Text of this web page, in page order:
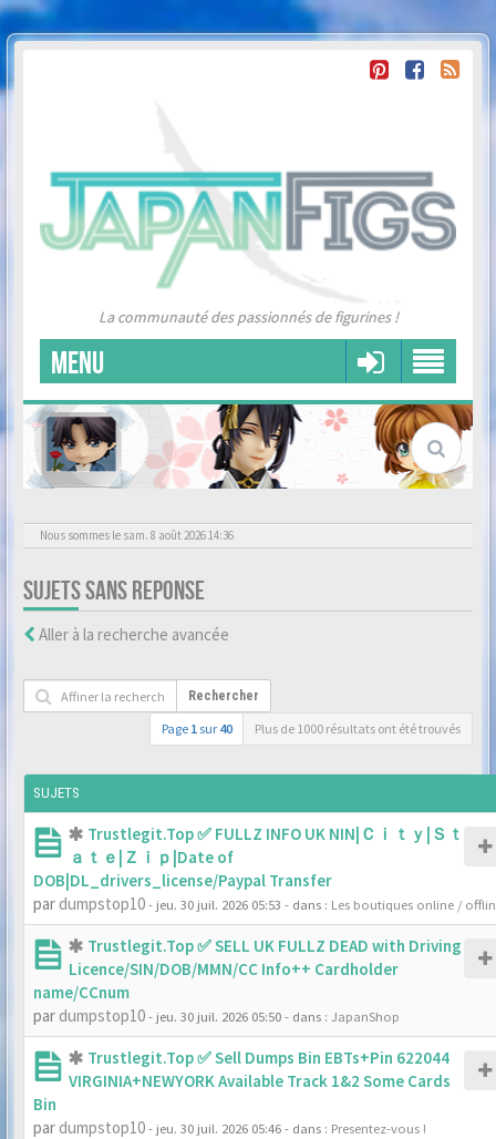
La communauté des passionnés de figurines !
MENU
Nous sommes le sam. 8 août 2026 14:36
SUJETS SANS REPONSE
Aller à la recherche avancée
Rechercher
Page 1 sur 40 Plus de 1000 résultats ont été trouvés
SUJETS
Trustlegit.Top ✅ FULLZ INFO UK NIN|Ｃｉｔｙ|Ｓｔ
ａｔｅ|Ｚｉｐ|Date of
DOB|DL_drivers_license/Paypal Transfer
par dumpstop10- jeu. 30 juil. 2026 05:53 - dans : Les boutiques online /
Trustlegit.Top ✅ SELL UK FULLZ DEAD with Driving
Licence/SIN/DOB/MMN/CC Info++ Cardholder
name/CCnum
par dumpstop10- jeu. 30 juil. 2026 05:50- dans : JapanShop
Trustlegit.Top ✅ Sell Dumps Bin EBTs+Pin 622044
VIRGINIA+NEWYORK Available Track 1&2 Some Cards
Bin
par dumpstop10- jeu. 30 juil. 2026 05:46- dans : Presentez-vous !